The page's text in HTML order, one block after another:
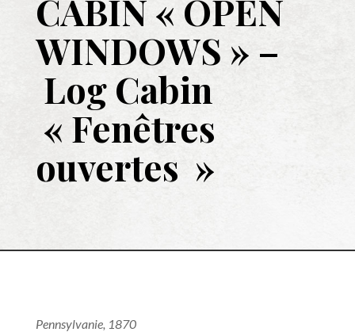
CABIN « OPEN
WINDOWS » –
Log Cabin
« Fenêtres
ouvertes »
Pennsylvanie, 1870